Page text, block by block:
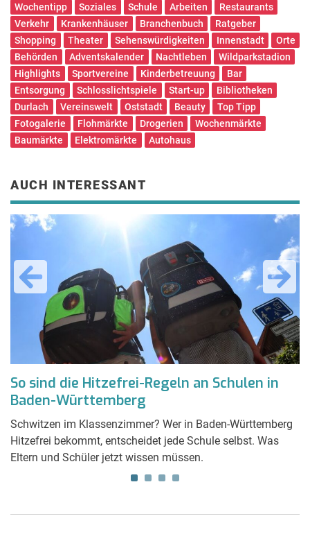
Wochentipp
Soziales Schule Arbeiten
Restaurants
Verkehr
Krankenhäuser Branchenbuch
Ratgeber
Shopping
Theater Sehenswürdigkeiten Innenstadt
Orte
Behörden
Adventskalender Nachtleben
Wildparkstadion
Highlights
Sportvereine Kinderbetreuung
Bar
Entsorgung
Schlosslichtspiele Start-up
Bibliotheken
Durlach
Vereinswelt Oststadt Beauty
Top Tipp
Fotogalerie
Flohmärkte Drogerien
Wochenmärkte
Baumärkte
Elektromärkte Autohaus
AUCH INTERESSANT
So sind die Hitzefrei-Regeln an Schulen in
Baden-Württemberg
Schwitzen im Klassenzimmer? Wer in Baden-Württemberg
Hitzefrei bekommt, entscheidet jede Schule selbst. Was
Eltern und Schüler jetzt wissen müssen.